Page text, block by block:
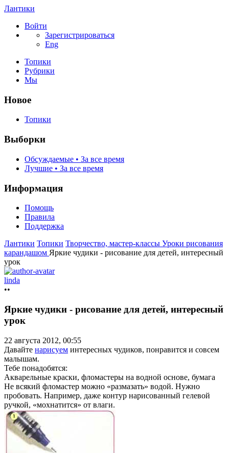
Лантики
Войти
Зарегистрироваться
Eng
Топики
Рубрики
Мы
Новое
Топики
Выборки
Обсуждаемые • За все время
Лучшие • За все время
Информация
Помощь
Правила
Поддержка
Лантики Топики Творчество, мастер-классы Уроки рисования
карандашом Яркие чудики - рисование для детей, интересный
урок
linda
••
Яркие чудики - рисование для детей, интересный
урок
22 августа 2012, 00:55
Давайте нарисуем интересных чудиков, понравится и совсем
малышам.
Тебе понадобятся:
Акварельные краски, фломастеры на водной основе, бумага
Не всякий фломастер можно «размазать» водой. Нужно
пробовать. Например, даже контур нарисованный гелевой
ручкой, «мохнатится» от влаги.